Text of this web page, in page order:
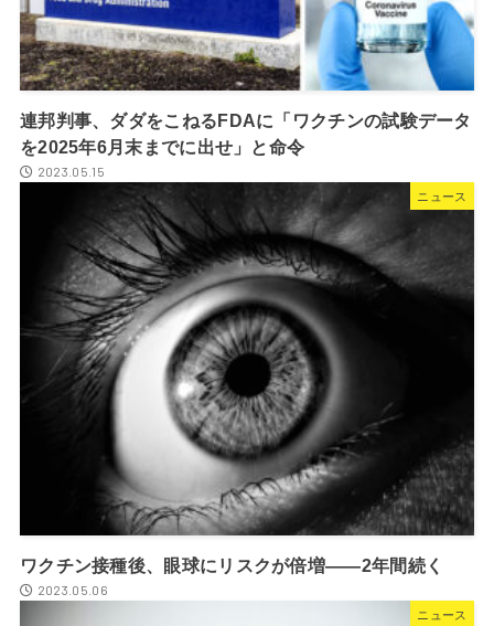
連邦判事、ダダをこねるFDAに「ワクチンの試験データ
を2025年6月末までに出せ」と命令
2023.05.15
ニュース
ワクチン接種後、眼球にリスクが倍増――2年間続く
2023.05.06
ニュース